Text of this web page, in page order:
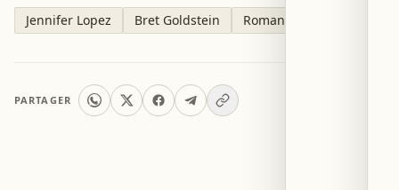
Jennifer Lopez Bret Goldstein Romance au bureau
PARTAGER